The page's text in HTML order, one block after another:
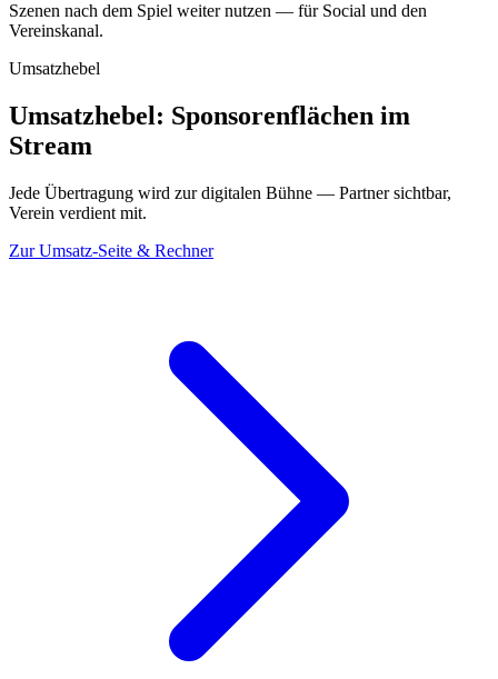
Szenen nach dem Spiel weiter nutzen — für Social und den
Vereinskanal.
Umsatzhebel
Umsatzhebel: Sponsorenflächen im
Stream
Jede Übertragung wird zur digitalen Bühne — Partner sichtbar,
Verein verdient mit.
Zur Umsatz-Seite & Rechner